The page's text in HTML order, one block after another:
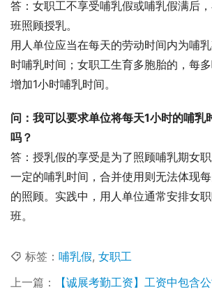
答：女职工不享受哺乳假或哺乳假满后
班照顾授乳。
用人单位应当在每天的劳动时间内为哺
时哺乳时间；女职工生育多胞胎的，每
增加1小时哺乳时间。
问：我可以要求单位将每天1小时的哺乳
吗？
答：授乳假的享受是为了照顾哺乳期女
一定的哺乳时间，合并使用则无法体现
的照顾。实践中，用人单位通常安排女
班。
标签： 哺乳假, 女职工
上一篇：
【诚展考勤工资】工资中包含